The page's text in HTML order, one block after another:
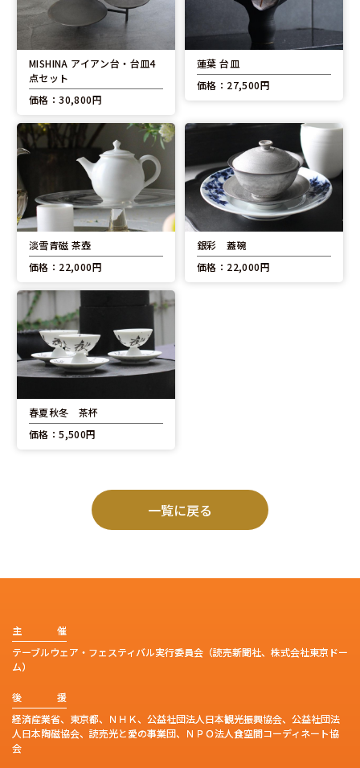
MISHINA アイアン台・台皿4
点セット
価格：30,800円
蓮葉 台皿
価格：27,500円
淡雪青磁 茶壺
価格：22,000円
銀彩 蓋碗
価格：22,000円
春夏秋冬 茶杯
価格：5,500円
一覧に戻る
主
催
テーブルウェア・フェスティバル実行委員会（読売新聞社、株式会社東京ドー
ム）
後
援
経済産業省、東京都、ＮＨＫ、公益社団法人日本観光振興協会、公益社団法
人日本陶磁協会、読売光と愛の事業団、ＮＰＯ法人食空間コーディネート協
会